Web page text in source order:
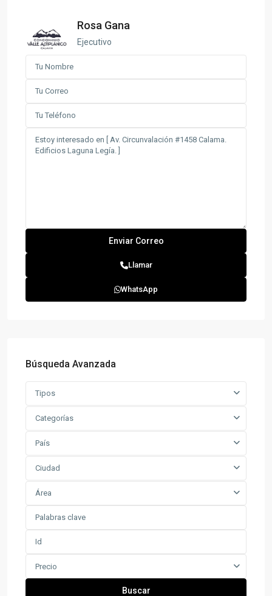
Rosa Gana
Ejecutivo
Llamar
WhatsApp
Búsqueda Avanzada
Tipos
Categorías
País
Ciudad
Área
Precio
Buscar